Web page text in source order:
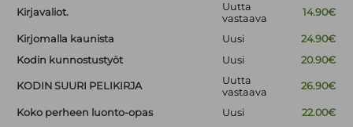
Kirjavaliot.
Uutta
vastaava
14.90€
Kirjomalla kaunista Uusi
24.90€
Kodin kunnostustyöt
Uusi 20.90€
KODIN SUURI PELIKIRJA
Uutta
vastaava
26.90€
Koko perheen luonto-opas Uusi
22.00€